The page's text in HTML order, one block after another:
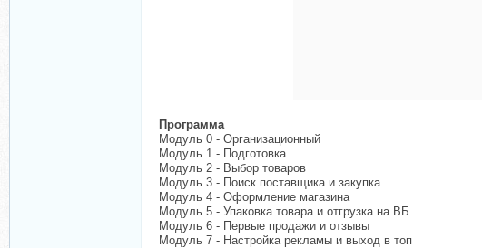
Программа
Модуль 0 - Организационный
Модуль 1 - Подготовка
Модуль 2 - Выбор товаров
Модуль 3 - Поиск поставщика и закупка
Модуль 4 - Оформление магазина
Модуль 5 - Упаковка товара и отгрузка на ВБ
Модуль 6 - Первые продажи и отзывы
Модуль 7 - Настройка рекламы и выход в топ